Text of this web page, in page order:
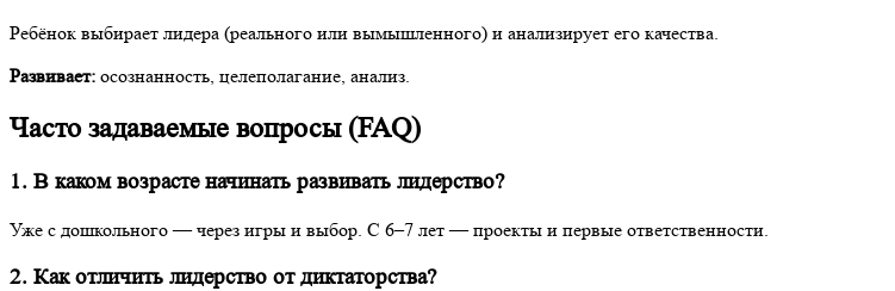
Ребёнок выбирает лидера (реального или вымышленного) и анализирует его качества.
Развивает: осознанность, целеполагание, анализ.
Часто задаваемые вопросы (FAQ)
1. В каком возрасте начинать развивать лидерство?
Уже с дошкольного — через игры и выбор. С 6–7 лет — проекты и первые ответственности.
2. Как отличить лидерство от диктаторства?